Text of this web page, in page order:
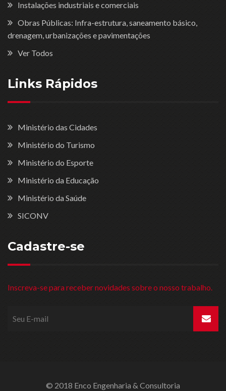
Instalações industriais e comerciais
Obras Públicas: Infra-estrutura, saneamento básico,
drenagem, urbanizações e pavimentações
Ver Todos
Links Rápidos
Ministério das Cidades
Ministério do Turismo
Ministério do Esporte
Ministério da Educação
Ministério da Saúde
SICONV
Cadastre-se
Inscreva-se para receber novidades sobre o nosso trabalho.
© 2018 Enco Engenharia & Consultoria